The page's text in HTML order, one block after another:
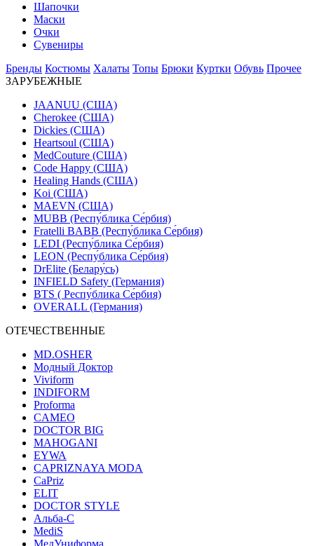
Шапочки
Маски
Очки
Сувениры
Бренды Костюмы Халаты Топы Брюки Куртки Обувь Прочее
ЗАРУБЕЖНЫЕ
JAANUU (США)
Cherokee (США)
Dickies (США)
Heartsoul (США)
MedCouture (США)
Code Happy (США)
Healing Hands (США)
Koi (США)
MAEVN (США)
MUBB (Респу́блика Се́рбия)
Fratelli BABB (Респу́блика Се́рбия)
LEDI (Респу́блика Се́рбия)
LEON (Респу́блика Се́рбия)
DrElite (Белару́сь)
INFIELD Safety (Германия)
BTS ( Респу́блика Се́рбия)
OVERALL (Германия)
ОТЕЧЕСТВЕННЫЕ
MD.OSHER
Модный Доктор
Viviform
INDIFORM
Proforma
CAMEO
DOCTOR BIG
MAHOGANI
EYWA
CAPRIZNAYA MODA
CaPriz
ELIT
DOCTOR STYLE
Альба-С
MediS
МедУниформа